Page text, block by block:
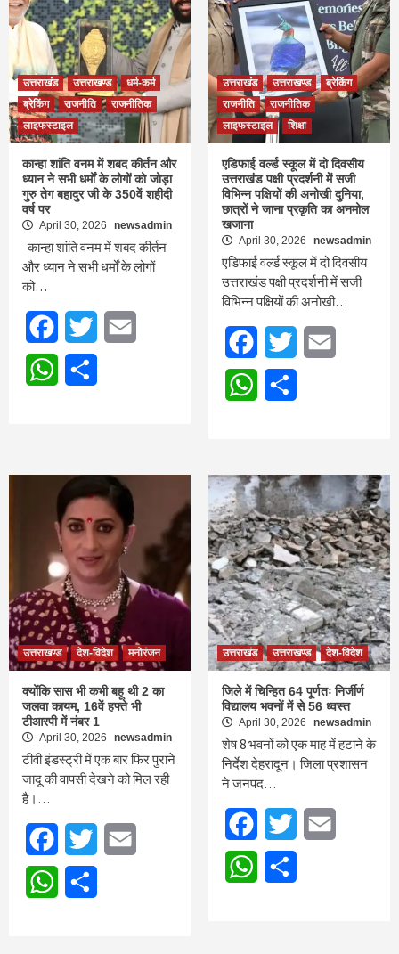
उत्तराखंड उत्तराखण्ड
धर्म-कर्म
ब्रेकिंग
राजनीति
राजनीतिक
लाइफस्टाइल
कान्हा शांति वनम में शबद कीर्तन और
ध्यान ने सभी धर्मों के लोगों को जोड़ा
गुरु तेग बहादुर जी के 350वें शहीदी
वर्ष पर
April 30, 2026 newsadmin
कान्हा शांति वनम में शबद कीर्तन
और ध्यान ने सभी धर्मों के लोगों
को…
FacebookTwitter
WhatsApp
उत्तराखंड उत्तराखण्ड
ब्रेकिंग
राजनीति
राजनीतिक
लाइफस्टाइल
शिक्षा
एडिफाई वर्ल्ड स्कूल में दो दिवसीय
उत्तराखंड पक्षी प्रदर्शनी में सजी
विभिन्न पक्षियों की अनोखी दुनिया,
छात्रों ने जाना प्रकृति का अनमोल
खजाना
April 30, 2026 newsadmin
एडिफाई वर्ल्ड स्कूल में दो दिवसीय
उत्तराखंड पक्षी प्रदर्शनी में सजी
विभिन्न पक्षियों की अनोखी…
FacebookTwitter
WhatsApp
उत्तराखण्ड देश-विदेश मनोरंजन
क्योंकि सास भी कभी बहू थी 2 का
जलवा कायम, 16वें हफ्ते भी
टीआरपी में नंबर 1
April 30, 2026 newsadmin
टीवी इंडस्ट्री में एक बार फिर पुराने
जादू की वापसी देखने को मिल रही
है।…
FacebookTwitter
WhatsApp
उत्तराखंड उत्तराखण्ड देश-विदेश
जिले में चिन्हित 64 पूर्णतः निर्जीर्ण
विद्यालय भवनों में से 56 ध्वस्त
April 30, 2026 newsadmin
शेष 8 भवनों को एक माह में हटाने के
निर्देश देहरादून। जिला प्रशासन
ने जनपद…
FacebookTwitter
WhatsApp